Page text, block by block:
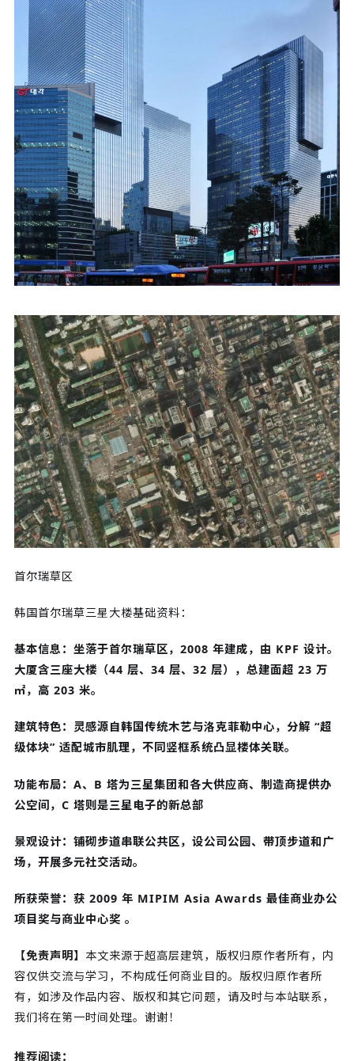
首尔瑞草区
韩国首尔瑞草三星大楼基础资料：
基本信息：坐落于首尔瑞草区，2008 年建成，由 KPF 设计。
大厦含三座大楼（44 层、34 层、32 层），总建面超 23 万
㎡，高 203 米。
建筑特色：灵感源自韩国传统木艺与洛克菲勒中心，分解 “超
级体块” 适配城市肌理，不同竖框系统凸显楼体关联。
功能布局：A、B 塔为三星集团和各大供应商、制造商提供办
公空间，C 塔则是三星电子的新总部
景观设计：铺砌步道串联公共区，设公司公园、带顶步道和广
场，开展多元社交活动。
所获荣誉：获 2009 年 MIPIM Asia Awards 最佳商业办公
项目奖与商业中心奖 。
【免责声明】 本文来源于超高层建筑，版权归原作者所有，内
容仅供交流与学习，不构成任何商业目的。版权归原作者所
有，如涉及作品内容、版权和其它问题，请及时与本站联系，
我们将在第一时间处理。谢谢！
推荐阅读：